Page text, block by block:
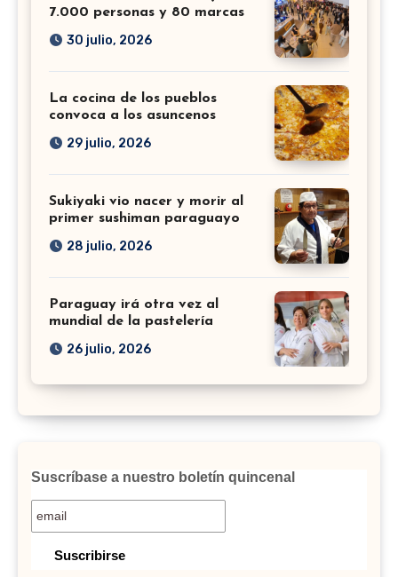
7.000 personas y 80 marcas
30 julio, 2026
La cocina de los pueblos
convoca a los asuncenos
29 julio, 2026
Sukiyaki vio nacer y morir al
primer sushiman paraguayo
28 julio, 2026
Paraguay irá otra vez al
mundial de la pastelería
26 julio, 2026
Suscríbase a nuestro boletín quincenal